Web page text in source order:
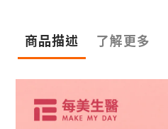
商品描述 了解更多